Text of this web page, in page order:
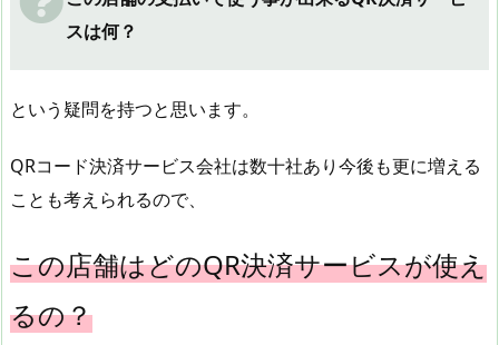
スは何？
という疑問を持つと思います。
QRコード決済サービス会社は数十社あり今後も更に増える
ことも考えられるので、
この店舗はどのQR決済サービスが使え
るの？